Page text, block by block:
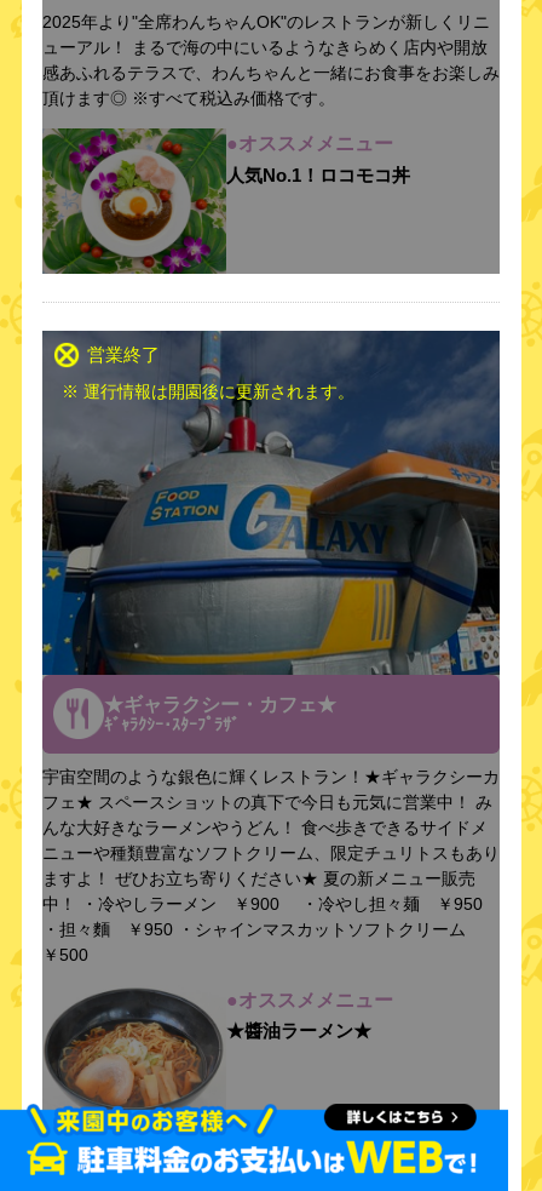
2025年より"全席わんちゃんOK"のレストランが新しくリニ
ューアル！ まるで海の中にいるようなきらめく店内や開放
感あふれるテラスで、わんちゃんと一緒にお食事をお楽しみ
頂けます◎ ※すべて税込み価格です。
●オススメメニュー
人気No.1！ロコモコ丼
営業終了
※ 運行情報は開園後に更新されます。
★ギャラクシー・カフェ★
ｷﾞｬﾗｸｼｰ･ｽﾀｰﾌﾟﾗｻﾞ
宇宙空間のような銀色に輝くレストラン！★ギャラクシーカ
フェ★ スペースショットの真下で今日も元気に営業中！ み
んな大好きなラーメンやうどん！ 食べ歩きできるサイドメ
ニューや種類豊富なソフトクリーム、限定チュリトスもあり
ますよ！ ぜひお立ち寄りください★ 夏の新メニュー販売
中！ ・冷やしラーメン ￥900 ・冷やし担々麺 ￥950
・担々麵 ￥950 ・シャインマスカットソフトクリーム
￥500
●オススメメニュー
★醬油ラーメン★